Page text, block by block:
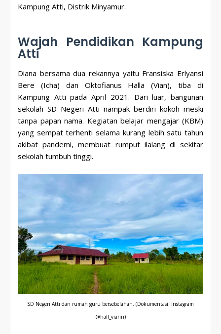
Kampung Atti, Distrik Minyamur.
Wajah Pendidikan Kampung
Atti
Diana bersama dua rekannya yaitu Fransiska Erlyansi
Bere (Icha) dan Oktofianus Halla (Vian), tiba di
Kampung Atti pada April 2021. Dari luar, bangunan
sekolah SD Negeri Atti nampak berdiri kokoh meski
tanpa papan nama. Kegiatan belajar mengajar (KBM)
yang sempat terhenti selama kurang lebih satu tahun
akibat pandemi, membuat rumput ilalang di sekitar
sekolah tumbuh tinggi.
SD Negeri Atti dan rumah guru bersebelahan. (Dokumentasi: Instagram
@hall_viann)